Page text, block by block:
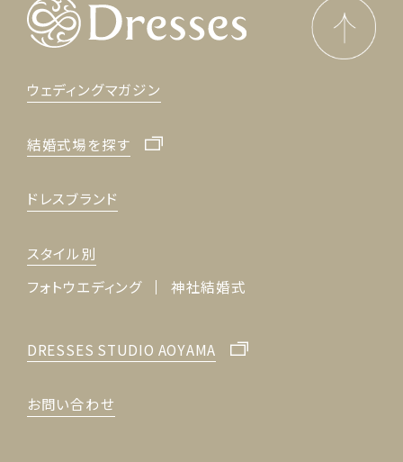
ウェディングマガジン
結婚式場を探す
ドレスブランド
スタイル別
フォトウエディング
神社結婚式
DRESSES STUDIO AOYAMA
お問い合わせ